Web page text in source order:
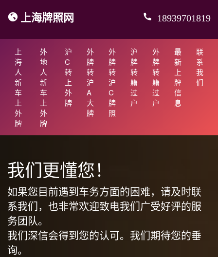
上海牌照网 18939701819
上
海
人
新
车
上
外
牌
外
地
人
新
车
上
外
牌
沪
C
转
上
外
牌
外
牌
转
沪
A
大
牌
外
牌
转
沪
C
牌
照
沪
牌
转
籍
过
户
外
牌
转
籍
过
户
最
新
上
牌
信
息
联
系
我
们
我们更懂您！
如果您目前遇到车务方面的困难，请及时联
系我们，也非常欢迎致电我们广受好评的服
务团队。
我们深信会得到您的认可。我们期待您的垂
询。